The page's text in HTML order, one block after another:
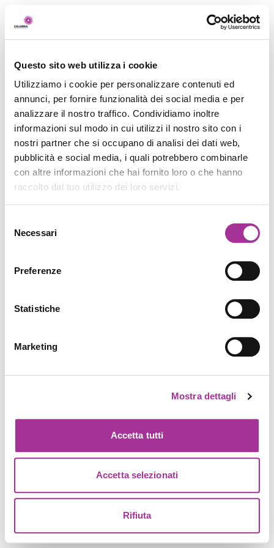
Questo sito web utilizza i cookie
Utilizziamo i cookie per personalizzare contenuti ed
annunci, per fornire funzionalità dei social media e per
analizzare il nostro traffico. Condividiamo inoltre
informazioni sul modo in cui utilizzi il nostro sito con i
nostri partner che si occupano di analisi dei dati web,
pubblicità e social media, i quali potrebbero combinarle
con altre informazioni che hai fornito loro o che hanno
raccolto dal tuo utilizzo dei loro servizi.
delNecessari
Preferenze
Statistiche
Marketing
Mostra dettagli
Accetta tutti
Accetta selezionati
Rifiuta